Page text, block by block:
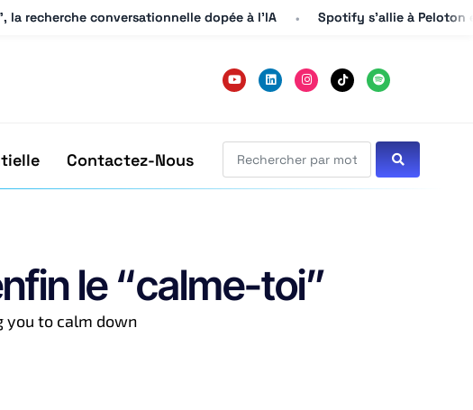
la recherche conversationnelle dopée à l’IA Spotify s’allie à Peloton
la recherche conversationnelle dopée à l’IA Spotify s’allie à Peloton
Contactez-Nous
le “calme-toi”